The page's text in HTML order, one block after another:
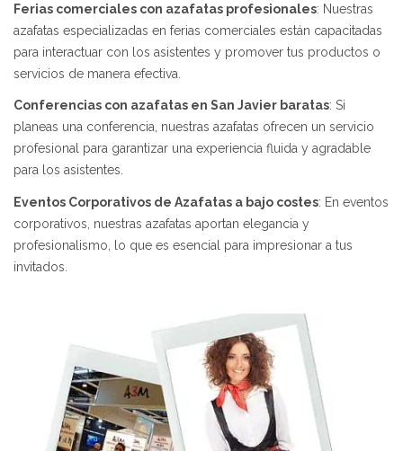
Ferias comerciales con azafatas profesionales: Nuestras
azafatas especializadas en ferias comerciales están capacitadas
para interactuar con los asistentes y promover tus productos o
servicios de manera efectiva.
Conferencias con azafatas en San Javier baratas: Si
planeas una conferencia, nuestras azafatas ofrecen un servicio
profesional para garantizar una experiencia fluida y agradable
para los asistentes.
Eventos Corporativos de Azafatas a bajo costes: En eventos
corporativos, nuestras azafatas aportan elegancia y
profesionalismo, lo que es esencial para impresionar a tus
invitados.